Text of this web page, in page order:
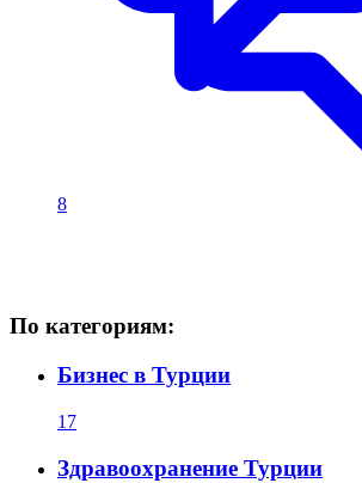
8
По категориям:
Бизнес в Турции
17
Здравоохранение Турции